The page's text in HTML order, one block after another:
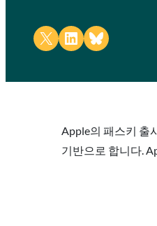
Share on X Share on LinkedIn
Share on Bluesky
Apple의 패스키 출
기반으로 합니다.